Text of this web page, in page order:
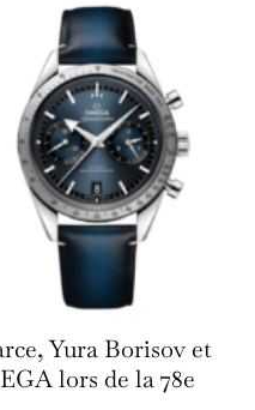
Yura Borisov et
lors de la 78e